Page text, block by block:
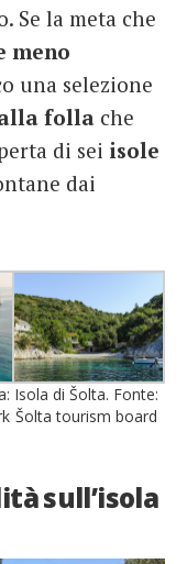
Se la meta che
meno
una selezione
folla che
di sei isole
dai
Isola di Šolta. Fonte:
Šolta tourism board
sull’isola